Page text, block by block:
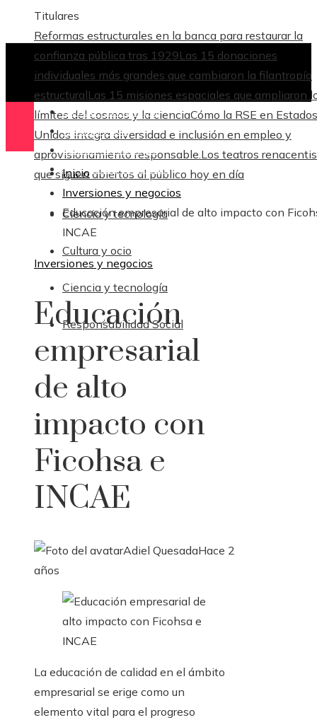
Titulares
Reformas estructurales en la banca para restaurar la
confianza pública tras 1929Las 15 donaciones
individuales más grandes que cambiaron la filantropía
estructuralLas 15 misiones espaciales que ampliaron
límites del cosmos y la cienciaCómo la RSE en Estados
Unidos integra diversidad e inclusión en empleo y
aprovisionamiento responsable.Los teatros
que siguen abiertos al público hoy en día
Ciencia y tecnología
Cultura y ocio
Ciencia y tecnología
Responsabilidad Social
Ciencia y tecnología
Cultura y ocio
Ciencia y tecnología
Responsabilidad Social
Inicio
Inversiones y negocios
Educación empresarial de alto impacto con
INCAE
Inversiones y negocios
Educación
empresarial
de alto
impacto con
Ficohsa e
INCAE
Adiel QuesadaHace 2
años
La educación de calidad en el ámbito
empresarial se erige como un
elemento vital para el progreso